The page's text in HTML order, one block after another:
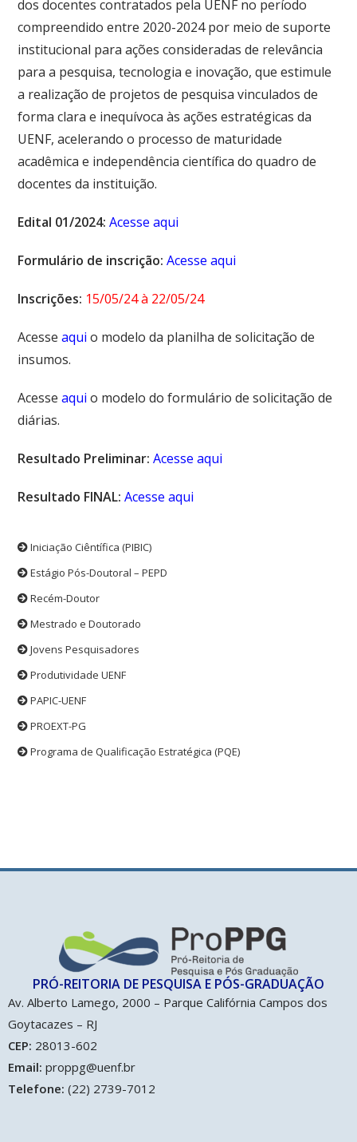
dos docentes contratados pela UENF no período
compreendido entre 2020-2024 por meio de suporte
institucional para ações consideradas de relevância
para a pesquisa, tecnologia e inovação, que estimule
a realização de projetos de pesquisa vinculados de
forma clara e inequívoca às ações estratégicas da
UENF, acelerando o processo de maturidade
acadêmica e independência científica do quadro de
docentes da instituição.
Edital 01/2024: Acesse aqui
Formulário de inscrição: Acesse aqui
Inscrições: 15/05/24 à 22/05/24
Acesseaqui o modelo da planilha de solicitação de
insumos.
Acesseaqui o modelo do formulário de solicitação de
diárias.
Resultado Preliminar:Acesse aqui
Resultado FINAL:Acesse aqui
Iniciação Ciêntífica (PIBIC)
Estágio Pós-Doutoral – PEPD
Recém-Doutor
Mestrado e Doutorado
Jovens Pesquisadores
Produtividade UENF
PAPIC-UENF
PROEXT-PG
Programa de Qualificação Estratégica (PQE)
PRÓ-REITORIA DE PESQUISA E PÓS-GRADUAÇÃO​
Av. Alberto Lamego, 2000 – Parque Califórnia Campos dos
Goytacazes – RJ
CEP: 28013-602
Email: proppg@uenf.br
Telefone: (22) 2739-7012